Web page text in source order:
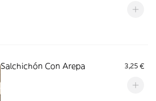
Salchichón Con Arepa 3,25 €